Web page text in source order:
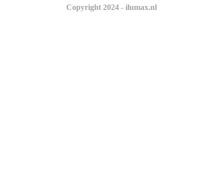
Copyright 2024 - ilumax.nl